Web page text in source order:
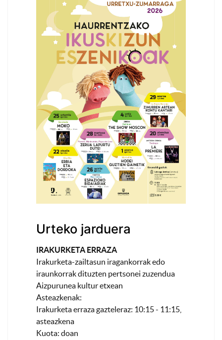
Urteko jarduera
IRAKURKETA ERRAZA
Irakurketa-zailtasun iragankorrak edo
iraunkorrak dituzten pertsonei zuzendua
Aizpurunea kultur etxean
Asteazkenak:
Irakurketa erraza gazteleraz: 10:15 - 11:15,
asteazkena
Kuota: doan